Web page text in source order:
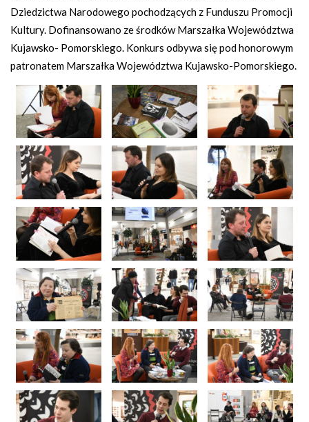
Dziedzictwa Narodowego pochodzących z Funduszu Promocji
Kultury. Dofinansowano ze środków Marszałka Województwa
Kujawsko- Pomorskiego. Konkurs odbywa się pod honorowym
patronatem Marszałka Województwa Kujawsko-Pomorskiego.